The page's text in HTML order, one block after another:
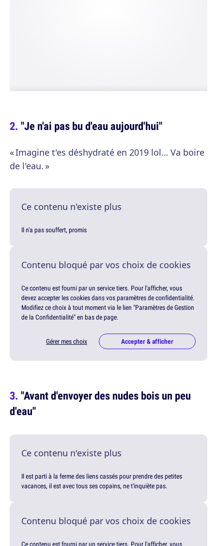
"Je n'ai pas bu d'eau aujourd'hui"
« Imagine t'es déshydraté en 2019 lol… Va boire
de l'eau. »
Ce contenu n'existe plus
Il n'a pas souffert, promis
Contenu bloqué par vos choix de cookies
Ce contenu est fourni par un service tiers. Pour l'afficher, vous
devez accepter les cookies dans vos paramètres de confidentialité.
Modifiez ce choix à tout moment via le lien "Paramètres de Gestion
de la Confidentialité" en bas de page.
Gérer mes choix Accepter & afficher
"Avant d'envoyer des nudes bois un peu
d'eau"
Ce contenu n'existe plus
Il est parti à la ferme des liens cassés pour prendre des petites
vacances, il est avec tous ses copains, ne t'inquiète pas.
Contenu bloqué par vos choix de cookies
Ce contenu est fourni par un service tiers. Pour l'afficher, vous